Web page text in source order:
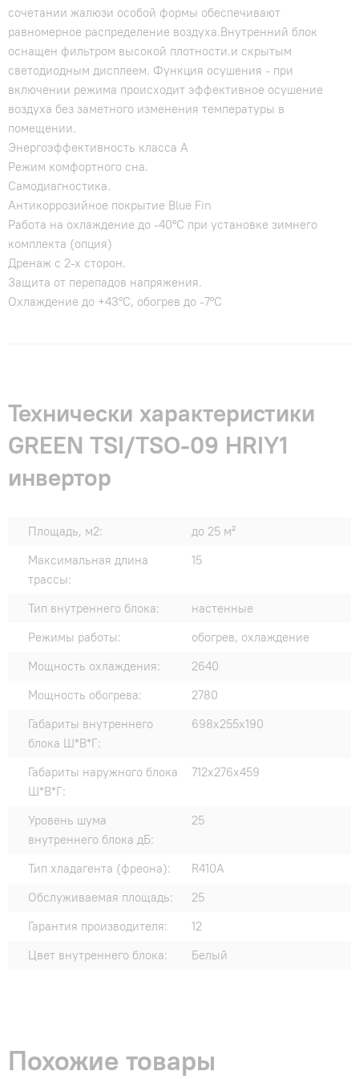
сочетании жалюзи особой формы обеспечивают
равномерное распределение воздуха.Внутренний блок
оснащен фильтром высокой плотности.и скрытым
светодиодным дисплеем. Функция осушения - при
включении режима происходит эффективное осушение
воздуха без заметного изменения температуры в
помещении.
Энергоэффективность класса А
Режим комфортного сна.
Самодиагностика.
Антикоррозийное покрытие Blue Fin
Работа на охлаждение до -40°С при установке зимнего
комплекта (опция)
Дренаж с 2-х сторон.
Защита от перепадов напряжения.
Охлаждение до +43°С, обогрев до -7°С
Технически характеристики
GREEN TSI/TSO-09 HRIY1
инвертор
Площадь, м2:
до 25 м²
Максимальная длина
трассы:
15
Тип внутреннего блока:
настенные
Режимы работы:
обогрев, охлаждение
Мощность охлаждения:
2640
Мощность обогрева:
2780
Габариты внутреннего
блока Ш*В*Г:
698х255х190
Габариты наружного блока
Ш*В*Г:
712х276х459
Уровень шума
внутреннего блока дБ:
25
Тип хладагента (фреона):
R410A
Обслуживаемая площадь:
25
Гарантия производителя:
12
Цвет внутреннего блока:
Белый
Похожие товары